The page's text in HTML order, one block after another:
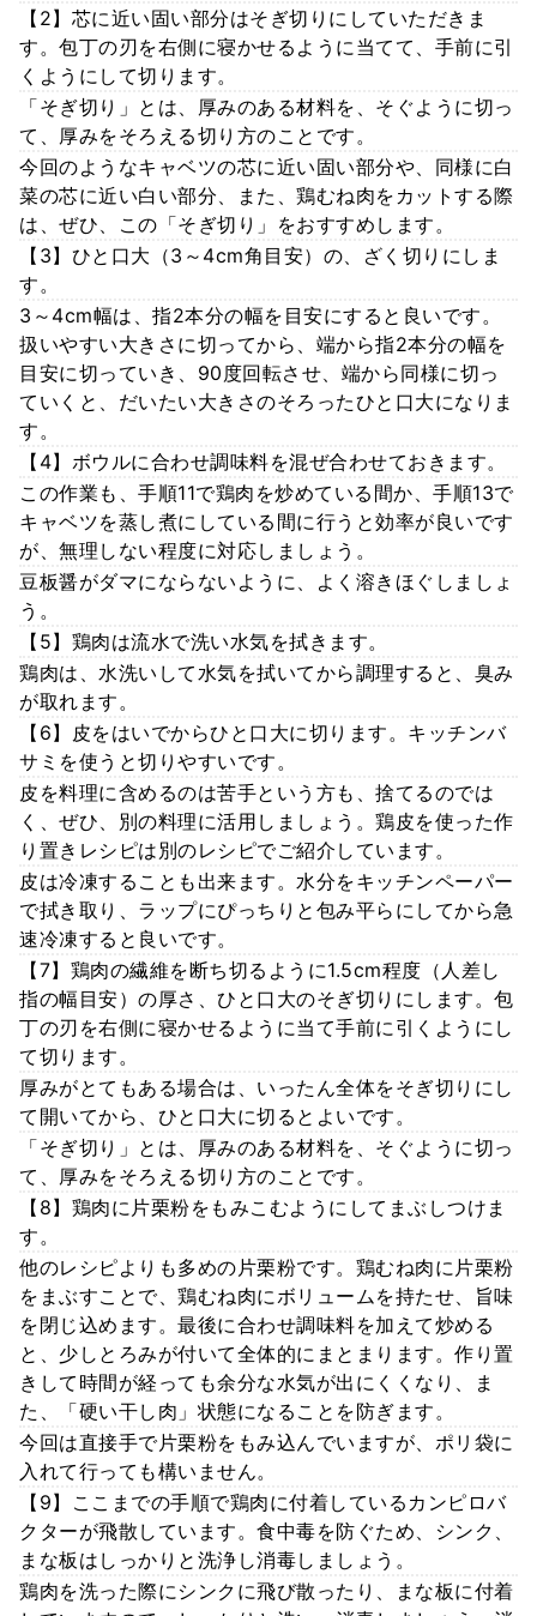
【2】芯に近い固い部分はそぎ切りにしていただきま
す。包丁の刃を右側に寝かせるように当てて、手前に引
くようにして切ります。
「そぎ切り」とは、厚みのある材料を、そぐように切っ
て、厚みをそろえる切り方のことです。
今回のようなキャベツの芯に近い固い部分や、同様に白
菜の芯に近い白い部分、また、鶏むね肉をカットする際
は、ぜひ、この「そぎ切り」をおすすめします。
【3】ひと口大（3～4cm角目安）の、ざく切りにしま
す。
3～4cm幅は、指2本分の幅を目安にすると良いです。
扱いやすい大きさに切ってから、端から指2本分の幅を
目安に切っていき、90度回転させ、端から同様に切っ
ていくと、だいたい大きさのそろったひと口大になりま
す。
【4】ボウルに合わせ調味料を混ぜ合わせておきます。
この作業も、手順11で鶏肉を炒めている間か、手順13で
キャベツを蒸し煮にしている間に行うと効率が良いです
が、無理しない程度に対応しましょう。
豆板醤がダマにならないように、よく溶きほぐしましょ
う。
【5】鶏肉は流水で洗い水気を拭きます。
鶏肉は、水洗いして水気を拭いてから調理すると、臭み
が取れます。
【6】皮をはいでからひと口大に切ります。キッチンバ
サミを使うと切りやすいです。
皮を料理に含めるのは苦手という方も、捨てるのでは
く、ぜひ、別の料理に活用しましょう。鶏皮を使った作
り置きレシピは別のレシピでご紹介しています。
皮は冷凍することも出来ます。水分をキッチンペーパー
で拭き取り、ラップにぴっちりと包み平らにしてから急
速冷凍すると良いです。
【7】鶏肉の繊維を断ち切るように1.5cm程度（人差し
指の幅目安）の厚さ、ひと口大のそぎ切りにします。包
丁の刃を右側に寝かせるように当て手前に引くようにし
て切ります。
厚みがとてもある場合は、いったん全体をそぎ切りにし
て開いてから、ひと口大に切るとよいです。
「そぎ切り」とは、厚みのある材料を、そぐように切っ
て、厚みをそろえる切り方のことです。
【8】鶏肉に片栗粉をもみこむようにしてまぶしつけま
す。
他のレシピよりも多めの片栗粉です。鶏むね肉に片栗粉
をまぶすことで、鶏むね肉にボリュームを持たせ、旨味
を閉じ込めます。最後に合わせ調味料を加えて炒める
と、少しとろみが付いて全体的にまとまります。作り置
きして時間が経っても余分な水気が出にくくなり、ま
た、「硬い干し肉」状態になることを防ぎます。
今回は直接手で片栗粉をもみ込んでいますが、ポリ袋に
入れて行っても構いません。
【9】ここまでの手順で鶏肉に付着しているカンピロバ
クターが飛散しています。食中毒を防ぐため、シンク、
まな板はしっかりと洗浄し消毒しましょう。
鶏肉を洗った際にシンクに飛び散ったり、まな板に付着